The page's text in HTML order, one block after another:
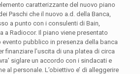
caratterizzante del nuovo piano
Paschi che il nuovo a.d. della Banca,
a punto con i consulenti di Bain,
a Radiocor. Il piano viene presentato
evento pubblico in presenza della banca
finanziare l’uscita di una platea di circa
siglare un accordo con i sindacati e
al personale. L’obiettivo e’ di alleggerire